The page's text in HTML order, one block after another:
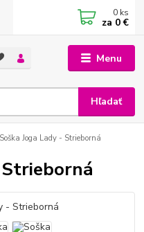
Menu
Hľadať
0 ks
za 0 €
Soška Joga Lady - Strieborná